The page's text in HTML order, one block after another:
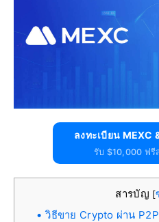
ลงทะเบียน MEXC
รับ $10,000 ฟรี
สารบัญ [
วิธีขาย Crypto ผ่าน